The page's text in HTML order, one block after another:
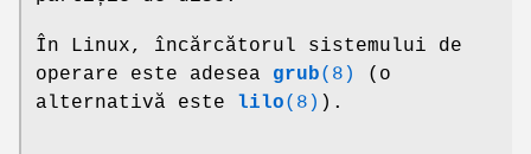
În Linux, încărcătorul sistemului de
operare este adesea grub(8)
(o
alternativă este lilo(8) ).